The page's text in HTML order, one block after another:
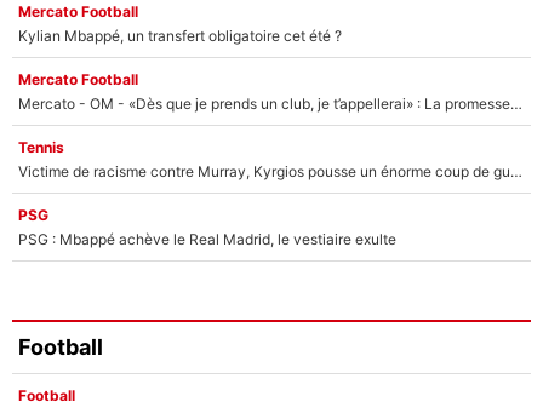
Mercato Football
Kylian Mbappé, un transfert obligatoire cet été ?
Mercato Football
Mercato - OM - «Dès que je prends un club, je t’appellerai» : La promesse de Marcelino au moment de claquer la porte
Tennis
Victime de racisme contre Murray, Kyrgios pousse un énorme coup de gueule !
PSG
PSG : Mbappé achève le Real Madrid, le vestiaire exulte
Football
Football